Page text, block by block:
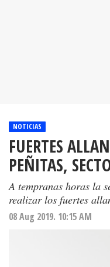
NOTICIAS
FUERTES
PEÑITAS,
A tempranas horas la
realizar los fuertes
08 Aug 2019. 10:15 AM